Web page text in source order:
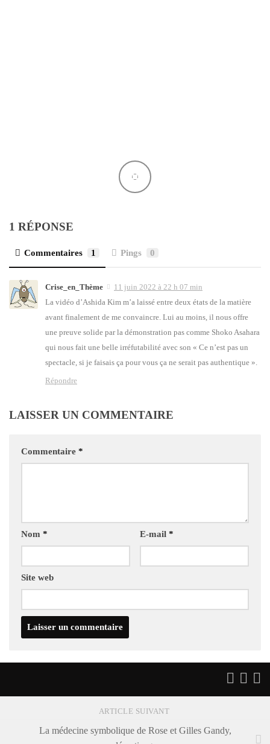
1 RÉPONSE
Commentaires 1 Pings 0
Crise_en_Thème
11 juin 2022 à 22 h 07 min
La vidéo d’A­shi­da Kim m’a lais­sé entre deux états de la matière
avant fina­le­ment de me convaincre. Lui au moins, il nous offre
une preuve solide par la démons­tra­tion pas comme Sho­ko Asa­ha­ra
qui nous fait une belle irré­fu­ta­bi­li­té avec son « Ce n’est pas un
spec­tacle, si je fai­sais ça pour vous ça ne serait pas authen­tique ».
Répondre
LAISSER UN COMMENTAIRE
Commentaire *
Nom * E-mail *
Site web
ARTICLE SUIVANT
La médecine symbolique de Rose et Gilles Gandy,